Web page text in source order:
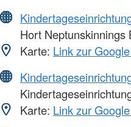
Hort Neptunskinnings
Karte: Link zur
Karte: Link zur